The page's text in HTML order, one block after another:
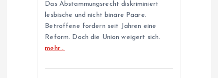
Das Abstammungsrecht diskriminiert
lesbische und nicht binäre Paare.
Betroffene fordern seit Jahren eine
Reform. Doch die Union weigert sich.
mehr…